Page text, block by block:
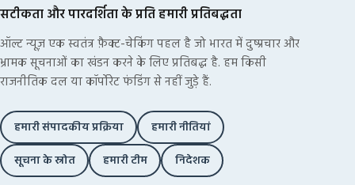
सटीकता और पारदर्शिता के प्रति हमारी प्रतिबद्धता
ऑल्ट न्यूज़ एक स्वतंत्र फ़ैक्ट-चेकिंग पहल है जो भारत में दुष्प्रचार और
भ्रामक सूचनाओं का खंडन करने के लिए प्रतिबद्ध है. हम किसी
राजनीतिक दल या कॉर्पोरेट फंडिंग से नहीं जुड़े हैं.
हमारी संपादकीय प्रक्रिया
हमारी नीतियां
सूचना के स्रोत
हमारी टीम निदेशक